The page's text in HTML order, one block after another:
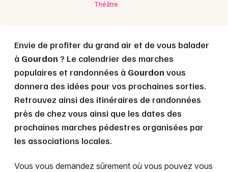
Théâtre
Envie de profiter du grand air et de vous balader
à Gourdon ? Le calendrier des marches
populaires et randonnées à Gourdon vous
donnera des idées pour vos prochaines sorties.
Retrouvez ainsi des itinéraires de randonnées
près de chez vous ainsi que les dates des
prochaines marches pédestres organisées par
les associations locales.
Vous vous demandez sûrement où vous pouvez vous